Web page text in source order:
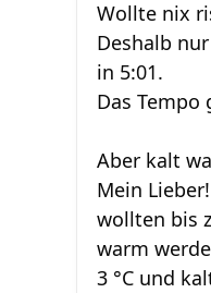
Wollte nix
Deshalb
in 5:01.
Das Tempo
Aber kalt
Mein
wollten bis
warm
3 °C und